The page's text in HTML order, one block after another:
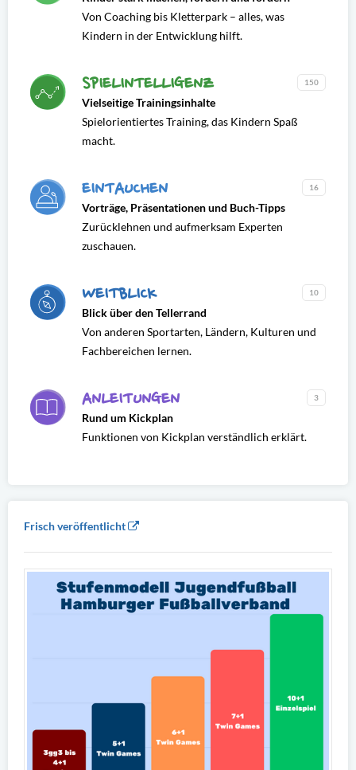
Von Coaching bis Kletterpark – alles, was
Kindern in der Entwicklung hilft.
SPIELINTELLIGENZ 150
Vielseitige Trainingsinhalte
Spielorientiertes Training, das Kindern Spaß
macht.
EINTAUCHEN 16
Vorträge, Präsentationen und Buch-Tipps
Zurücklehnen und aufmerksam Experten
zuschauen.
WEITBLICK 10
Blick über den Tellerrand
Von anderen Sportarten, Ländern, Kulturen und
Fachbereichen lernen.
ANLEITUNGEN 3
Rund um Kickplan
Funktionen von Kickplan verständlich erklärt.
Frisch veröffentlicht